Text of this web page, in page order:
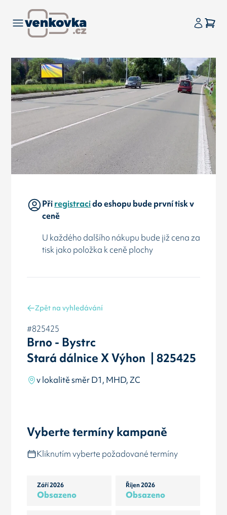
Přiregistracido eshopu bude první tisk v
ceně
U každého dalšího nákupu bude již cena za
tisk jako položka k ceně plochy
Zpět na vyhledávání
#825425
Brno - Bystrc
Stará dálnice X Výhon | 825425
v lokalitě směr D1, MHD, ZC
Vyberte termíny kampaně
Kliknutím vyberte požadované termíny
Září 2026
Obsazeno
Říjen 2026
Obsazeno